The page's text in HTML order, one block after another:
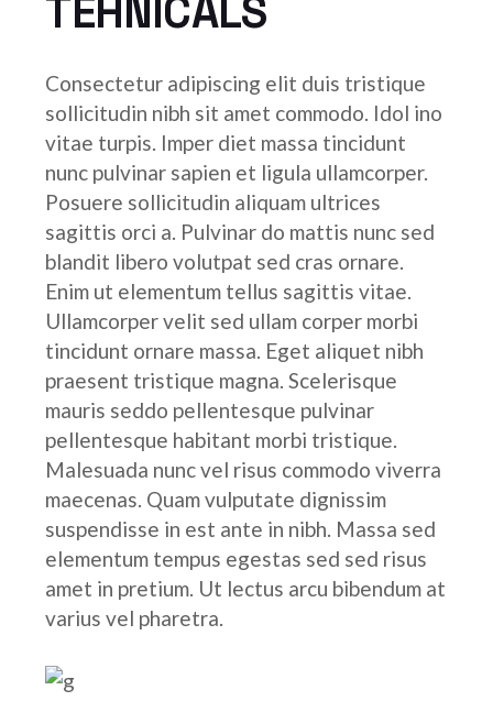
TEHNICALS
Consectetur adipiscing elit duis tristique
sollicitudin nibh sit amet commodo. Idol ino
vitae turpis. Imper diet massa tincidunt
nunc pulvinar sapien et ligula ullamcorper.
Posuere sollicitudin aliquam ultrices
sagittis orci a. Pulvinar do mattis nunc sed
blandit libero volutpat sed cras ornare.
Enim ut elementum tellus sagittis vitae.
Ullamcorper velit sed ullam corper morbi
tincidunt ornare massa. Eget aliquet nibh
praesent tristique magna. Scelerisque
mauris seddo pellentesque pulvinar
pellentesque habitant morbi tristique.
Malesuada nunc vel risus commodo viverra
maecenas. Quam vulputate dignissim
suspendisse in est ante in nibh. Massa sed
elementum tempus egestas sed sed risus
amet in pretium. Ut lectus arcu bibendum at
varius vel pharetra.